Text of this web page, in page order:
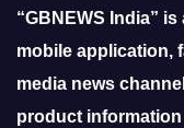
“GBNEWS India”
mobile application,
media news
product